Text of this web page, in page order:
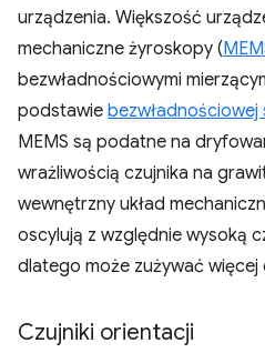
urządzenia. Większość
mechaniczne żyroskopy (
bezwładnościowymi
podstawie bezwładnościowej
MEMS są podatne na
wrażliwością czujnika na
wewnętrzny układ
oscylują z względnie wysoką
dlatego może zużywać więcej
Czujniki orientacji